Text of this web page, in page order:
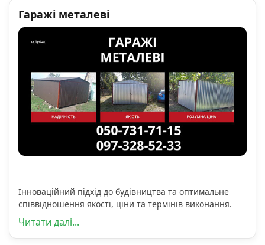
Гаражі металеві
Інноваційний підхід до будівництва та оптимальне
співвідношення якості, ціни та термінів виконання.
Читати далі...